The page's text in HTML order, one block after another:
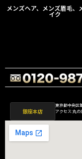
メンズヘア、メンズ眉毛、
イク
銀座本店
東京都中央区
アクセス:丸の